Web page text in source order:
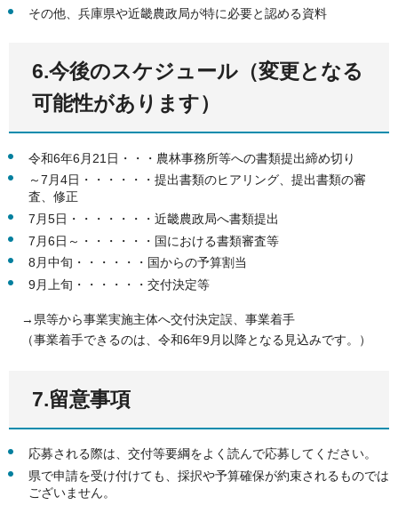
その他、兵庫県や近畿農政局が特に必要と認める資料
6.今後のスケジュール（変更となる
可能性があります）
令和6年6月21日・・・農林事務所等への書類提出締め切り
～7月4日・・・・・・提出書類のヒアリング、提出書類の審
査、修正
7月5日・・・・・・・近畿農政局へ書類提出
7月6日～・・・・・・国における書類審査等
8月中旬・・・・・・国からの予算割当
9月上旬・・・・・・交付決定等
→県等から事業実施主体へ交付決定誤、事業着手
（事業着手できるのは、令和6年9月以降となる見込みです。）
7.留意事項
応募される際は、交付等要綱をよく読んで応募してください。
県で申請を受け付けても、採択や予算確保が約束されるものでは
ございません。